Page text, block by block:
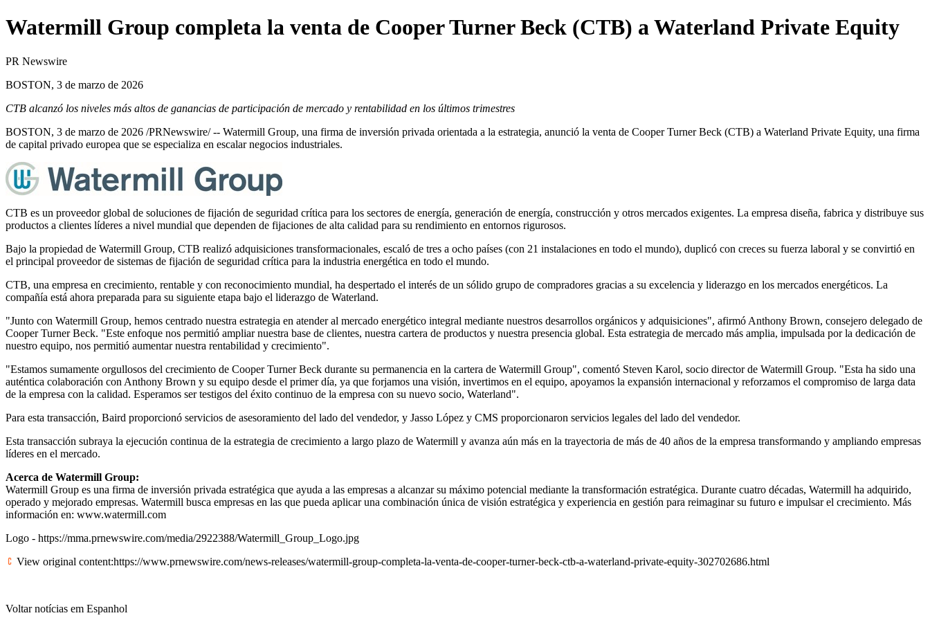
Watermill Group completa la venta de Cooper Turner Beck (CTB) a Waterland Private Equity
PR Newswire
BOSTON, 3 de marzo de 2026
CTB alcanzó los niveles más altos de ganancias de participación de mercado y rentabilidad en los últimos trimestres
BOSTON, 3 de marzo de 2026 /PRNewswire/ -- Watermill Group, una firma de inversión privada orientada a la estrategia, anunció la venta de Cooper Turner Beck (CTB) a Waterland Private Equity, una firma
de capital privado europea que se especializa en escalar negocios industriales.
CTB es un proveedor global de soluciones de fijación de seguridad crítica para los sectores de energía, generación de energía, construcción y otros mercados exigentes. La empresa diseña, fabrica y distribuye sus
productos a clientes líderes a nivel mundial que dependen de fijaciones de alta calidad para su rendimiento en entornos rigurosos.
Bajo la propiedad de Watermill Group, CTB realizó adquisiciones transformacionales, escaló de tres a ocho países (con 21 instalaciones en todo el mundo), duplicó con creces su fuerza laboral y se convirtió en
el principal proveedor de sistemas de fijación de seguridad crítica para la industria energética en todo el mundo.
CTB, una empresa en crecimiento, rentable y con reconocimiento mundial, ha despertado el interés de un sólido grupo de compradores gracias a su excelencia y liderazgo en los mercados energéticos. La
compañía está ahora preparada para su siguiente etapa bajo el liderazgo de Waterland.
"Junto con Watermill Group, hemos centrado nuestra estrategia en atender al mercado energético integral mediante nuestros desarrollos orgánicos y adquisiciones", afirmó Anthony Brown, consejero delegado de
Cooper Turner Beck. "Este enfoque nos permitió ampliar nuestra base de clientes, nuestra cartera de productos y nuestra presencia global. Esta estrategia de mercado más amplia, impulsada por la dedicación de
nuestro equipo, nos permitió aumentar nuestra rentabilidad y crecimiento".
"Estamos sumamente orgullosos del crecimiento de Cooper Turner Beck durante su permanencia en la cartera de Watermill Group", comentó Steven Karol, socio director de Watermill Group. "Esta ha sido una
auténtica colaboración con Anthony Brown y su equipo desde el primer día, ya que forjamos una visión, invertimos en el equipo, apoyamos la expansión internacional y reforzamos el compromiso de larga data
de la empresa con la calidad. Esperamos ser testigos del éxito continuo de la empresa con su nuevo socio, Waterland".
Para esta transacción, Baird proporcionó servicios de asesoramiento del lado del vendedor, y Jasso López y CMS proporcionaron servicios legales del lado del vendedor.
Esta transacción subraya la ejecución continua de la estrategia de crecimiento a largo plazo de Watermill y avanza aún más en la trayectoria de más de 40 años de la empresa transformando y ampliando empresas
líderes en el mercado.
Acerca de Watermill Group:
Watermill Group es una firma de inversión privada estratégica que ayuda a las empresas a alcanzar su máximo potencial mediante la transformación estratégica. Durante cuatro décadas, Watermill ha adquirido,
operado y mejorado empresas. Watermill busca empresas en las que pueda aplicar una combinación única de visión estratégica y experiencia en gestión para reimaginar su futuro e impulsar el crecimiento. Más
información en: www.watermill.com
Logo - https://mma.prnewswire.com/media/2922388/Watermill_Group_Logo.jpg
View original content:https://www.prnewswire.com/news-releases/watermill-group-completa-la-venta-de-cooper-turner-beck-ctb-a-waterland-private-equity-302702686.html
Voltar notícias em Espanhol